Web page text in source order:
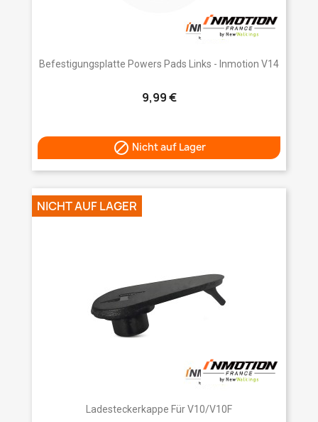
Befestigungsplatte Powers Pads Links - Inmotion V14
9,99 €
 Nicht auf Lager
Ladesteckerkappe Für V10/V10F
NICHT AUF LAGER